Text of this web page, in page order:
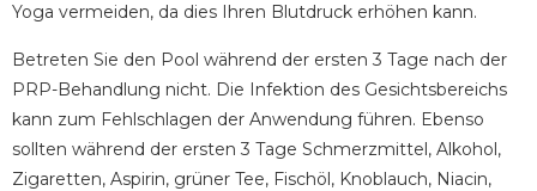
Yoga vermeiden, da dies Ihren Blutdruck erhöhen kann.
Betreten Sie den Pool während der ersten 3 Tage nach der
PRP-Behandlung nicht. Die Infektion des Gesichtsbereichs
kann zum Fehlschlagen der Anwendung führen. Ebenso
sollten während der ersten 3 Tage Schmerzmittel, Alkohol,
Zigaretten, Aspirin, grüner Tee, Fischöl, Knoblauch, Niacin,